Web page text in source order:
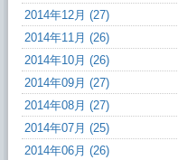
2014年12月 (27)
2014年11月 (26)
2014年10月 (26)
2014年09月 (27)
2014年08月 (27)
2014年07月 (25)
2014年06月 (26)